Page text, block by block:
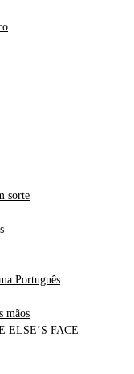
sorte
Português
mãos
ELSE’S FACE